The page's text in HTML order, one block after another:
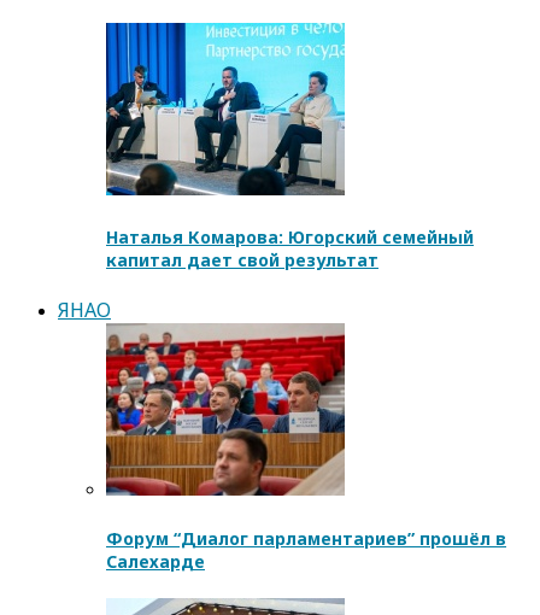
Наталья Комарова: Югорский семейный
капитал дает свой результат
ЯНАО
Форум “Диалог парламентариев” прошёл в
Салехарде